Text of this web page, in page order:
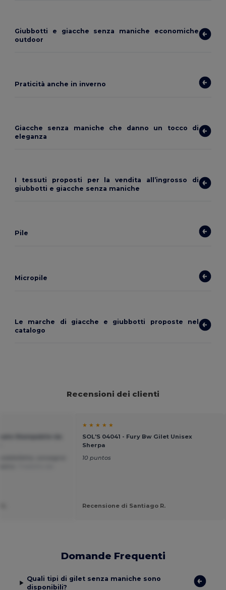
Giubbotti e giacche senza maniche economiche
outdoor
Praticità anche in inverno
Giacche senza maniche che danno un tocco di
eleganza
I tessuti proposti per la vendita all’ingrosso di
giubbotti e giacche senza maniche
Pile
Micropile
Le marche di giacche e giubbotti proposte nel
catalogo
Recensioni dei clienti
★ ★ ★ ★ ★
SOL'S 04041 - Fury Bw Gilet Unisex
Sherpa
10 puntos
Recensione di Santiago R.
Domande Frequenti
Quali tipi di gilet senza maniche sono
disponibili?